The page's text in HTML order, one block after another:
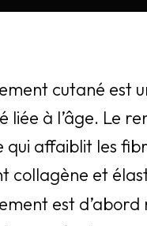
cutané est
liée à l’âge. Le
qui affaiblit les
collagène et
est d’abord